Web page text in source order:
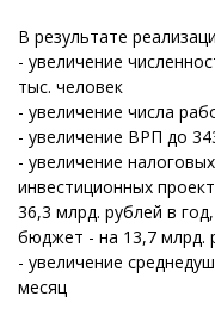
В результате
- увеличение
тыс. человек
- увеличение числа
- увеличение ВРП до
- увеличение
инвестиционных
36,3 млрд. рублей в
бюджет - на 13,7 млрд.
- увеличение
месяц